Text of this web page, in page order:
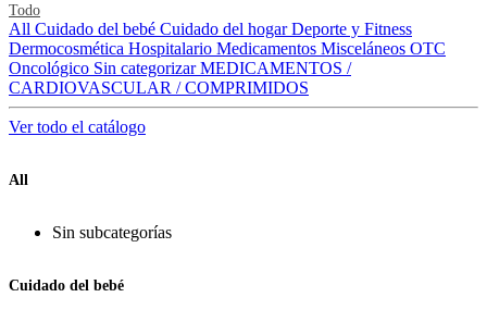
Todo
All Cuidado del bebé Cuidado del hogar Deporte y Fitness
Dermocosmética Hospitalario Medicamentos Misceláneos OTC
Oncológico Sin categorizar MEDICAMENTOS /
CARDIOVASCULAR / COMPRIMIDOS
Ver todo el catálogo
All
Sin subcategorías
Cuidado del bebé